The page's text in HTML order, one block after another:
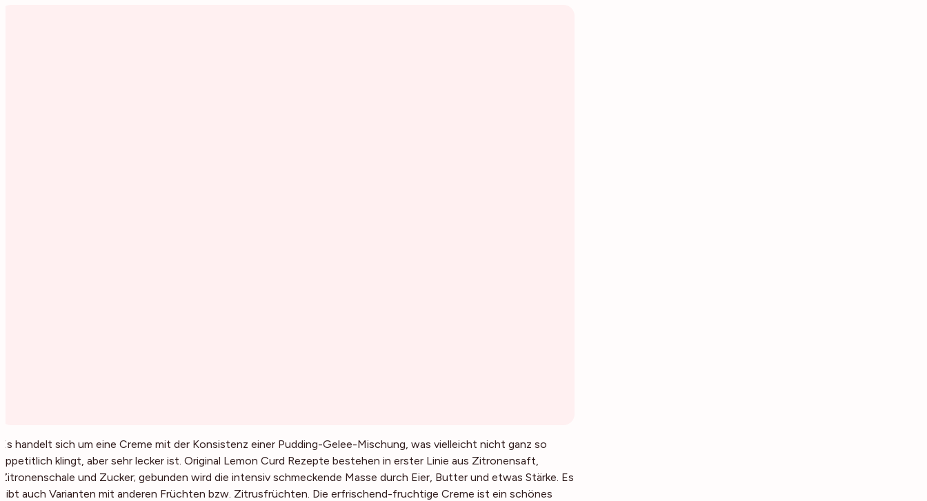
Es handelt sich um eine Creme mit der Konsistenz einer Pudding-Gelee-Mischung, was vielleicht nicht ganz so
appetitlich klingt, aber sehr lecker ist. Original Lemon Curd Rezepte bestehen in erster Linie aus Zitronensaft,
Zitronenschale und Zucker; gebunden wird die intensiv schmeckende Masse durch Eier, Butter und etwas Stärke. Es
gibt auch Varianten mit anderen Früchten bzw. Zitrusfrüchten. Die erfrischend-fruchtige Creme ist ein schönes